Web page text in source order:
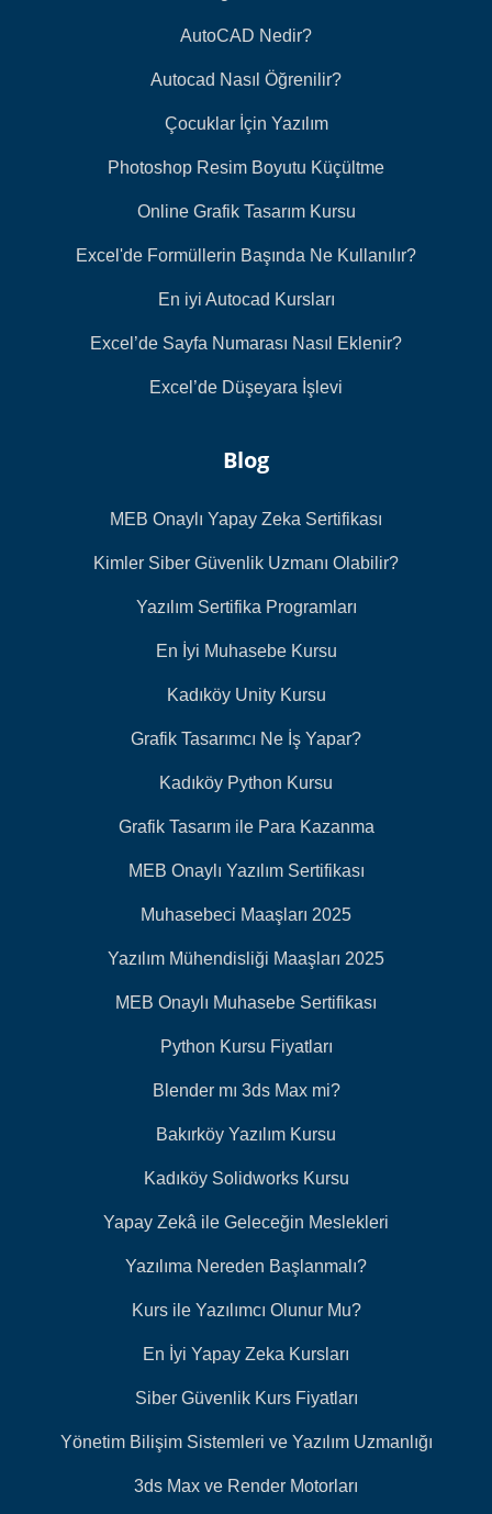
AutoCAD Nedir?
Autocad Nasıl Öğrenilir?
Çocuklar İçin Yazılım
Photoshop Resim Boyutu Küçültme
Online Grafik Tasarım Kursu
Excel'de Formüllerin Başında Ne Kullanılır?
En iyi Autocad Kursları
Excel’de Sayfa Numarası Nasıl Eklenir?
Excel’de Düşeyara İşlevi
Blog
MEB Onaylı Yapay Zeka Sertifikası
Kimler Siber Güvenlik Uzmanı Olabilir?
Yazılım Sertifika Programları
En İyi Muhasebe Kursu
Kadıköy Unity Kursu
Grafik Tasarımcı Ne İş Yapar?
Kadıköy Python Kursu
Grafik Tasarım ile Para Kazanma
MEB Onaylı Yazılım Sertifikası
Muhasebeci Maaşları 2025
Yazılım Mühendisliği Maaşları 2025
MEB Onaylı Muhasebe Sertifikası
Python Kursu Fiyatları
Blender mı 3ds Max mi?
Bakırköy Yazılım Kursu
Kadıköy Solidworks Kursu
Yapay Zekâ ile Geleceğin Meslekleri
Yazılıma Nereden Başlanmalı?
Kurs ile Yazılımcı Olunur Mu?
En İyi Yapay Zeka Kursları
Siber Güvenlik Kurs Fiyatları
Yönetim Bilişim Sistemleri ve Yazılım Uzmanlığı
3ds Max ve Render Motorları